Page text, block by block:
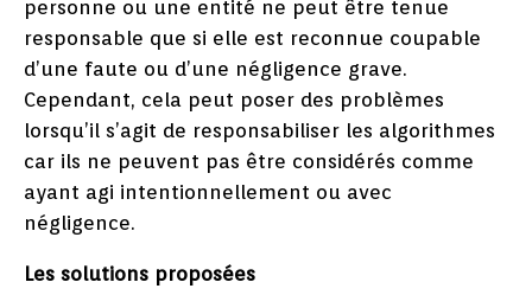
personne ou une entité ne peut être tenue
responsable que si elle est reconnue coupable
d’une faute ou d’une négligence grave.
Cependant, cela peut poser des problèmes
lorsqu’il s’agit de responsabiliser les algorithmes
car ils ne peuvent pas être considérés comme
ayant agi intentionnellement ou avec
négligence.
Les solutions proposées